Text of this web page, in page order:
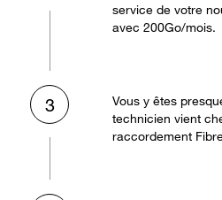
service de votre
avec 200Go/mois.
3
Vous y êtes
technicien vient
raccordement